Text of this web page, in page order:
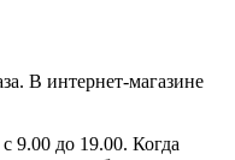
В интернет-магазине
с 9.00 до 19.00. Когда